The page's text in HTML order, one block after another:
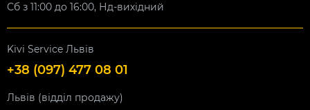
Сб з 11:00 до 16:00, Нд-вихідний
Kivi Service Львів
+38 (097) 477 08 01
Львів (відділ продажу)